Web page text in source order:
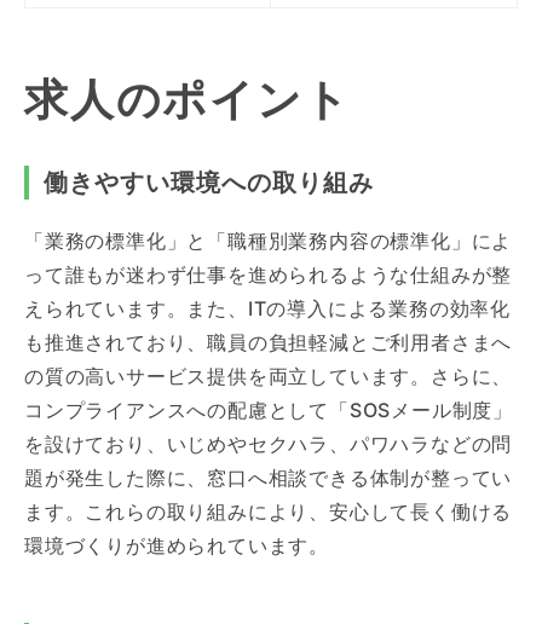
求人のポイント
働きやすい環境への取り組み
「業務の標準化」と「職種別業務内容の標準化」によ
って誰もが迷わず仕事を進められるような仕組みが整
えられています。また、ITの導入による業務の効率化
も推進されており、職員の負担軽減とご利用者さまへ
の質の高いサービス提供を両立しています。さらに、
コンプライアンスへの配慮として「SOSメール制度」
を設けており、いじめやセクハラ、パワハラなどの問
題が発生した際に、窓口へ相談できる体制が整ってい
ます。これらの取り組みにより、安心して長く働ける
環境づくりが進められています。